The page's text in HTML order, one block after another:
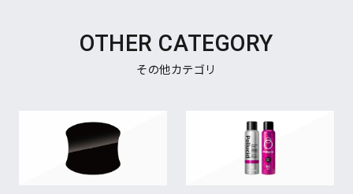
OTHER CATEGORY
その他カテゴリ